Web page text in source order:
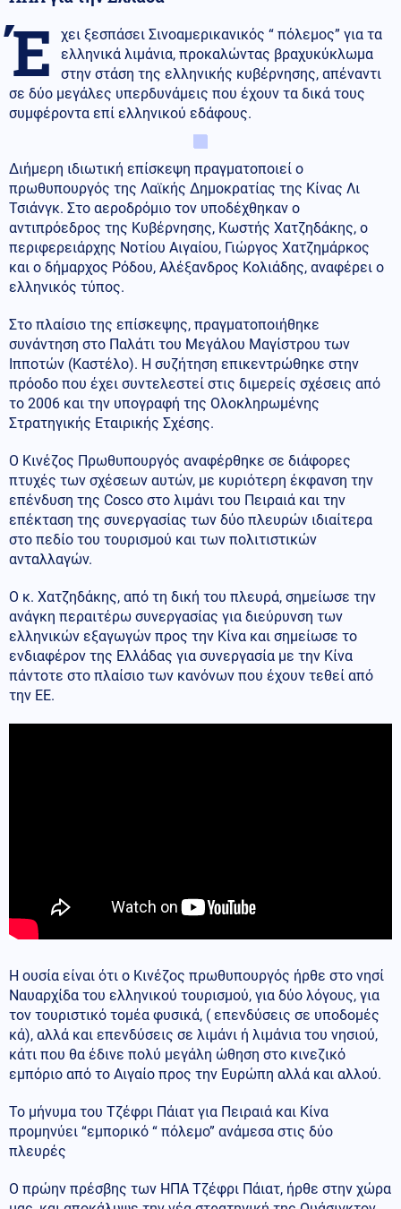
Έ
χει ξεσπάσει Σινοαμερικανικός “ πόλεμος” για τα
ελληνικά λιμάνια, προκαλώντας βραχυκύκλωμα
στην στάση της ελληνικής κυβέρνησης, απέναντι
σε δύο μεγάλες υπερδυνάμεις που έχουν τα δικά τους
συμφέροντα επί ελληνικού εδάφους.
Διήμερη ιδιωτική επίσκεψη πραγματοποιεί ο
πρωθυπουργός της Λαϊκής Δημοκρατίας της Κίνας Λι
Τσιάνγκ. Στο αεροδρόμιο τον υποδέχθηκαν ο
αντιπρόεδρος της Κυβέρνησης, Κωστής Χατζηδάκης, ο
περιφερειάρχης Νοτίου Αιγαίου, Γιώργος Χατζημάρκος
και ο δήμαρχος Ρόδου, Αλέξανδρος Κολιάδης, αναφέρει ο
ελληνικός τύπος.
Στο πλαίσιο της επίσκεψης, πραγματοποιήθηκε
συνάντηση στο Παλάτι του Μεγάλου Μαγίστρου των
Ιπποτών (Καστέλο). Η συζήτηση επικεντρώθηκε στην
πρόοδο που έχει συντελεστεί στις διμερείς σχέσεις από
το 2006 και την υπογραφή της Ολοκληρωμένης
Στρατηγικής Εταιρικής Σχέσης.
Ο Κινέζος Πρωθυπουργός αναφέρθηκε σε διάφορες
πτυχές των σχέσεων αυτών, με κυριότερη έκφανση την
επένδυση της Cosco στο λιμάνι του Πειραιά και την
επέκταση της συνεργασίας των δύο πλευρών ιδιαίτερα
στο πεδίο του τουρισμού και των πολιτιστικών
ανταλλαγών.
Ο κ. Χατζηδάκης, από τη δική του πλευρά, σημείωσε την
ανάγκη περαιτέρω συνεργασίας για διεύρυνση των
ελληνικών εξαγωγών προς την Κίνα και σημείωσε το
ενδιαφέρον της Ελλάδας για συνεργασία με την Κίνα
πάντοτε στο πλαίσιο των κανόνων που έχουν τεθεί από
την ΕΕ.
Η ουσία είναι ότι ο Κινέζος πρωθυπουργός ήρθε στο νησί
Ναυαρχίδα του ελληνικού τουρισμού, για δύο λόγους, για
τον τουριστικό τομέα φυσικά, ( επενδύσεις σε υποδομές
κά), αλλά και επενδύσεις σε λιμάνι ή λιμάνια του νησιού,
κάτι που θα έδινε πολύ μεγάλη ώθηση στο κινεζικό
εμπόριο από το Αιγαίο προς την Ευρώπη αλλά και αλλού.
Το μήνυμα του Τζέφρι Πάιατ για Πειραιά και Κίνα
προμηνύει “εμπορικό “ πόλεμο” ανάμεσα στις δύο
πλευρές
Ο πρώην πρέσβης των ΗΠΑ Τζέφρι Πάιατ, ήρθε στην χώρα